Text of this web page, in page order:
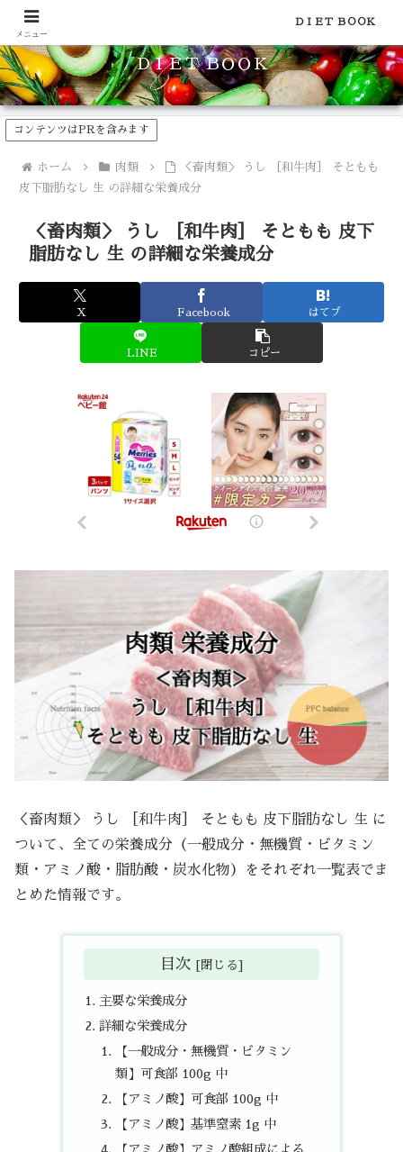
食品のカロリーや糖質などの栄養素がわかる！健康やダイエットに
ＤＩＥＴ ＢＯＯＫ
コンテンツはPRを含みます
ホーム 肉類
＜畜肉類＞ うし ［和牛肉］ そともも
皮下脂肪なし 生 の詳細な栄養成分
＜畜肉類＞ うし ［和牛肉］ そともも 皮下
脂肪なし 生 の詳細な栄養成分
X Facebook はてブ
LINE コピー
＜畜肉類＞ うし ［和牛肉］ そともも 皮下脂肪なし 生 に
ついて、全ての栄養成分（一般成分・無機質・ビタミン
類・アミノ酸・脂肪酸・炭水化物）をそれぞれ一覧表でま
とめた情報です。
目次
主要な栄養成分
詳細な栄養成分
【一般成分・無機質・ビタミン
類】可食部 100g 中
【アミノ酸】可食部 100g 中
【アミノ酸】基準窒素 1g 中
【アミノ酸】アミノ酸組成による
メニュー
ＤＩＥＴ ＢＯＯＫ